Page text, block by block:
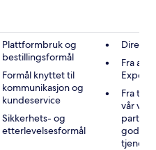
Plattformbruk og
bestillingsformål
Formål knyttet til
kommunikasjon og
kundeservice
Sikkerhets- og
etterlevelsesformål
Fra
Fra
vår